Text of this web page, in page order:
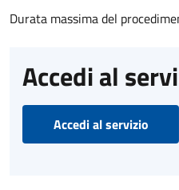
Durata massima del
Accedi al
Accedi al servizio